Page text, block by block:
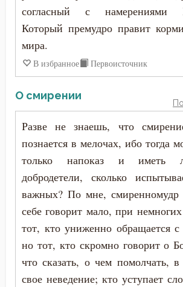
согласный с намерениями
Который премудро правит
мира.
В избранное Первоисточник
О смирении
Разве не знаешь, что
познается в мелочах, ибо тогда
только напоказ и иметь
добродетели, сколько
важных? По мне,
себе говорит мало, при
тот, кто униженно обращается
но тот, кто скромно говорит о
что сказать, о чем помолчать,
свое неведение; кто уступает